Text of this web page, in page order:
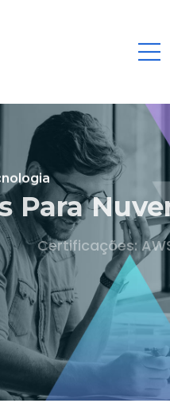
Nuvem.
Microsoft Gold